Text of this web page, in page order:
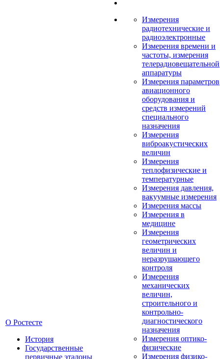
О Ростесте
История
Государственные
первичные эталоны
Измерения
радиотехнические и
радиоэлектронные
Измерения времени и
частоты, измерения
телерадиовещательной
аппаратуры
Измерения параметров
авиационного
оборудования и
средств измерений
специального
назначения
Измерения
виброакустических
величин
Измерения
теплофизические и
температурные
Измерения давления,
вакуумные измерения
Измерения массы
Измерения в
медицине
Измерения
геометрических
величин и
неразрушающего
контроля
Измерения
механических
величин,
строительного и
контрольно-
диагностического
назначения
Измерения оптико-
физические
Измерения физико-